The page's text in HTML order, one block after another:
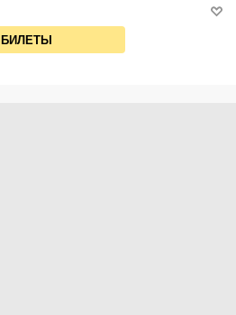
БИЛЕТЫ